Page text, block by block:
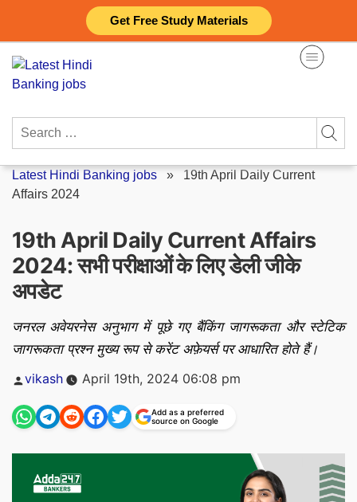
Get Free Study Materials
content
Search
Latest Hindi Banking jobs » 19th April Daily Current
Affairs 2024
19th April Daily Current Affairs
2024: सभी परीक्षाओं के लिए डेली जीके
अपडेट
जनरल अवेयरनेस अनुभाग में पूछे गए बैंकिंग जागरूकता और स्टेटिक
जागरूकता प्रश्न मुख्य रूप से करेंट अफ़ेयर्स पर आधारित होते हैं।
Posted
vikash April 19th, 2024 06:08 pm
Add as a preferred
source on Google